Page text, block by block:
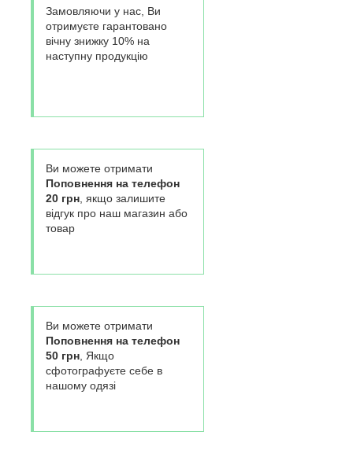
Замовляючи у нас, Ви
отримуєте гарантовано
вічну знижку 10% на
наступну продукцію
Ви можете отримати
Поповнення на телефон
20 грн, якщо залишите
відгук про наш магазин або
товар
Ви можете отримати
Поповнення на телефон
50 грн, Якщо
сфотографуєте себе в
нашому одязі